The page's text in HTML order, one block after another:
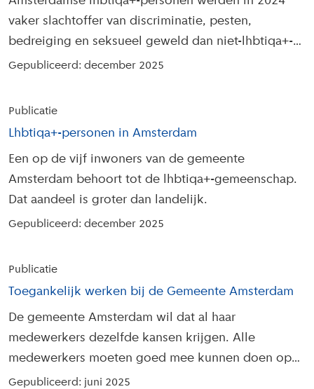
vaker slachtoffer van discriminatie, pesten,
bedreiging en seksueel geweld dan niet-lhbtiqa+-
personen.
Gepubliceerd: december 2025
Lhbtiqa+-personen in Amsterdam
Publicatie
Een op de vijf inwoners van de gemeente
Amsterdam behoort tot de lhbtiqa+-gemeenschap.
Dat aandeel is groter dan landelijk.
Gepubliceerd: december 2025
Toegankelijk werken bij de Gemeente Amsterdam
Publicatie
De gemeente Amsterdam wil dat al haar
medewerkers dezelfde kansen krijgen. Alle
medewerkers moeten goed mee kunnen doen op
het werk.
Gepubliceerd: juni 2025